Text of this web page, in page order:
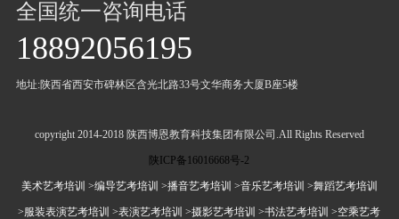
全国统一咨询电话
18892056195
地址:陕西省西安市碑林区含光北路33号文华商务大厦B座5楼
copyright 2014-2018 陕西博恩教育科技集团有限公司.All Rights Reserved
陕ICP备16016668号-2
美术艺考培训 >编导艺考培训 >播音艺考培训 >音乐艺考培训 >舞蹈艺考培训
>服装表演艺考培训 >表演艺考培训 >摄影艺考培训 >书法艺考培训 >空乘艺考